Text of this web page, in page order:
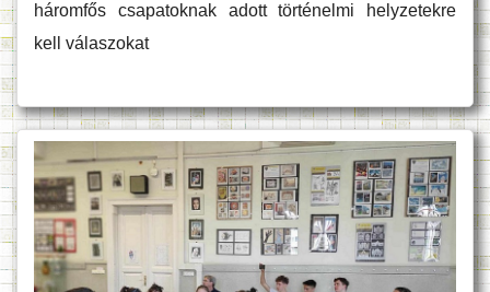
háromfős csapatoknak adott történelmi helyzetekre
kell válaszokat